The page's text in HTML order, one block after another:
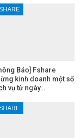
Báo] Fshare
kinh doanh một số
vụ từ ngày…